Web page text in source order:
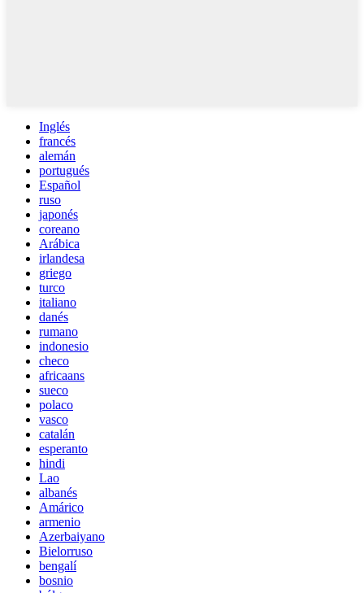
Inglés
francés
alemán
portugués
Español
ruso
japonés
coreano
Arábica
irlandesa
griego
turco
italiano
danés
rumano
indonesio
checo
africaans
sueco
polaco
vasco
catalán
esperanto
hindi
Lao
albanés
Amárico
armenio
Azerbaiyano
Bielorruso
bengalí
bosnio